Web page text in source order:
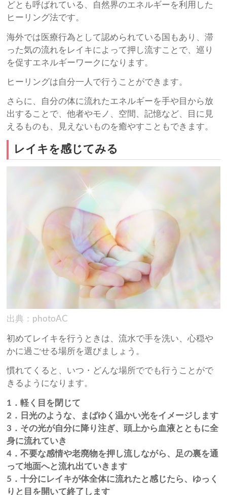
どとも呼ばれている、自然界のエネルギーを利用した
ヒーリング法です。
海外では医療行為として認められている国もあり、滞
った気の流れをレイキによって押し流すことで、巡り
を促すエネルギーワークになります。
ヒーリングは自分一人で行うことができます。
さらに、自分の体に流れたエネルギーを手や目から放
出することで、他者やモノ、空間、記憶など、目に見
えるものも、見えないものを癒やすこともできます。
レイキを感じてみる
出典：photoAC
初めてレイキを行うときは、流水で手を洗い、心穏や
かに過ごせる場所を選びましょう。
慣れてくると、いつ・どんな場所ででも行うことがで
きるようになります。
1．軽く目を閉じて
2．日光のような、まばゆく温かい光をイメージします
3．その光が自分に降り注ぎ、頭上から血液とともに全
身に流れていき
4．不要な感情や老廃物を押し流しながら、足の裏を通
って地面へと流れ出ていきます
5．十分にレイキが体全体に流れたと感じたら、ゆっく
りと目を開いて終了します